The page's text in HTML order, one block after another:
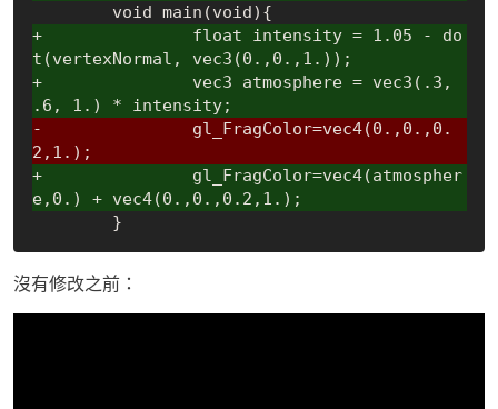
+		float intensity = 1.05 - do
t(vertexNormal, vec3(0.,0.,1.));
+		vec3 atmosphere = vec3(.3,
.6, 1.) * intensity;
-		gl_FragColor=vec4(0.,0.,0.
2,1.);
+		gl_FragColor=vec4(atmospher
e,0.) + vec4(0.,0.,0.2,1.);
沒有修改之前：